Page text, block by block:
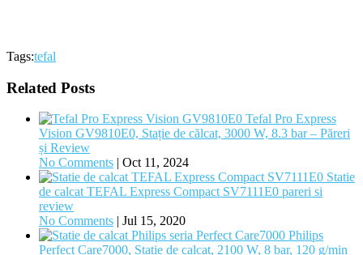
Tags:tefal
Related Posts
Tefal Pro Express
Vision GV9810E0, Stație de călcat, 3000 W, 8.3 bar – Păreri
și Review
No Comments
Oct 11, 2024
Statie
de calcat TEFAL Express Compact SV7111E0 pareri si
review
No Comments
Jul 15, 2020
Philips
Perfect Care7000, Statie de calcat, 2100 W, 8 bar, 120 g/min